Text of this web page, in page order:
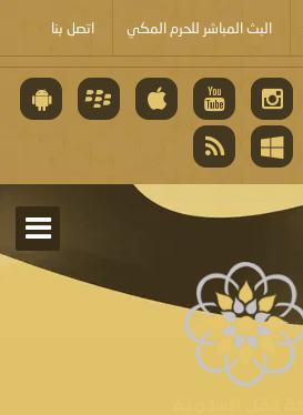
البث المباشر للحرم المكي اتصل بنا